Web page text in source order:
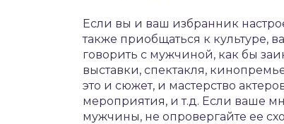
Если вы и ваш избранник
также приобщаться к культуре,
говорить с мужчиной, как бы
выставки, спектакля,
это и сюжет, и мастерство
мероприятия, и т.д. Если ваше
мужчины, не опровергайте ее